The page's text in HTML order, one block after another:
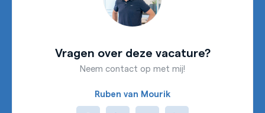
Vragen over deze vacature?
Neem contact op met mij!
Ruben van Mourik